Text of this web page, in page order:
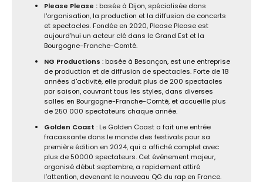
Please Please :basée à Dijon, spécialisée dans
l'organisation, la production et la diffusion de concerts
et spectacles. Fondée en 2020, Please Please est
aujourd’hui un acteur clé dans le Grand Est et la
Bourgogne-Franche-Comté.
NG Productions : basée à Besançon, est une entreprise
de production et de diffusion de spectacles. Forte de 18
années d'activité, elle produit plus de 200 spectacles
par saison, couvrant tous les styles, dans diverses
salles en Bourgogne-Franche-Comté, et accueille plus
de 250 000 spectateurs chaque année.
Golden Coast : Le Golden Coast a fait une entrée
fracassante dans le monde des festivals pour sa
première édition en 2024, qui a affiché complet avec
plus de 50000 spectateurs. Cet événement majeur,
organisé début septembre, a rapidement attiré
l’attention, devenant le nouveau QG du rap en France.